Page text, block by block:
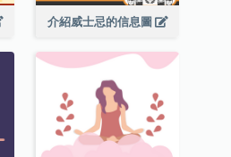
介紹威士忌的信息圖